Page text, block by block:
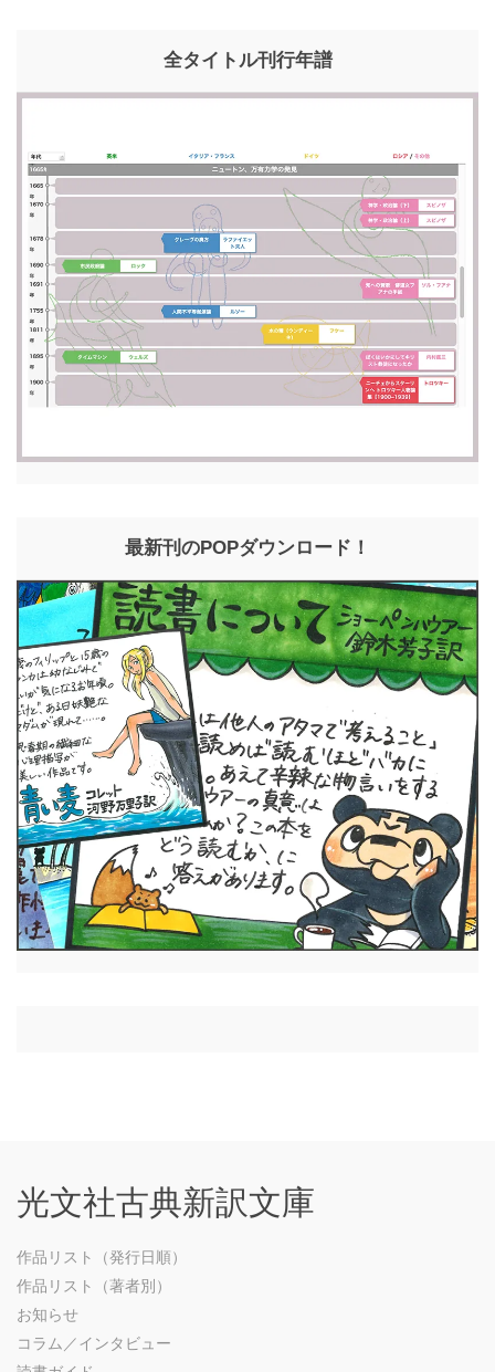
全タイトル刊行年譜
最新刊のPOPダウンロード！
光文社古典新訳文庫
作品リスト（発行日順）
作品リスト（著者別）
お知らせ
コラム／インタビュー